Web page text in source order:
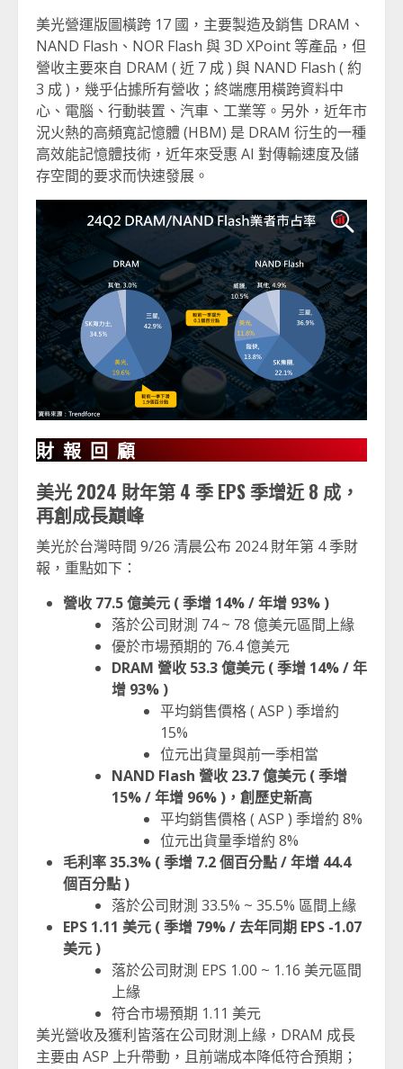
美光營運版圖橫跨 17 國，主要製造及銷售 DRAM、
NAND Flash、NOR Flash 與 3D XPoint 等產品，但
營收主要來自 DRAM ( 近 7 成 ) 與 NAND Flash ( 約
3 成 )，幾乎佔據所有營收；終端應用橫跨資料中
心、電腦、行動裝置、汽車、工業等。另外，近年市
況火熱的高頻寬記憶體 (HBM) 是 DRAM 衍生的一種
高效能記憶體技術，近年來受惠 AI 對傳輸速度及儲
存空間的要求而快速發展。
財報回顧
美光 2024 財年第 4 季 EPS 季增近 8 成，
再創成長巔峰
美光於台灣時間 9/26 清晨公布 2024 財年第 4 季財
報，重點如下：
營收 77.5 億美元 ( 季增 14% / 年增 93% )
落於公司財測 74 ~ 78 億美元區間上緣
優於市場預期的 76.4 億美元
DRAM 營收 53.3 億美元 ( 季增 14% / 年
增 93% )
平均銷售價格 ( ASP ) 季增約
15%
位元出貨量與前一季相當
NAND Flash 營收 23.7 億美元 ( 季增
15% / 年增 96% )，創歷史新高
平均銷售價格 ( ASP ) 季增約 8%
位元出貨量季增約 8%
毛利率 35.3% ( 季增 7.2 個百分點 / 年增 44.4
個百分點 )
落於公司財測 33.5% ~ 35.5% 區間上緣
EPS 1.11 美元 ( 季增 79% / 去年同期 EPS -1.07
美元 )
落於公司財測 EPS 1.00 ~ 1.16 美元區間
上緣
符合市場預期 1.11 美元
美光營收及獲利皆落在公司財測上緣，DRAM 成長
主要由 ASP 上升帶動，且前端成本降低符合預期；